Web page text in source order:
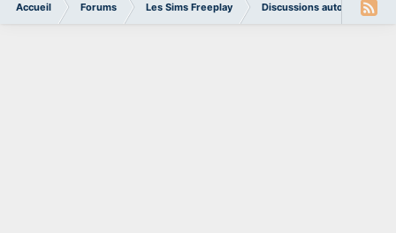
Accueil Forums Les Sims Freeplay Discussions autour du jeu